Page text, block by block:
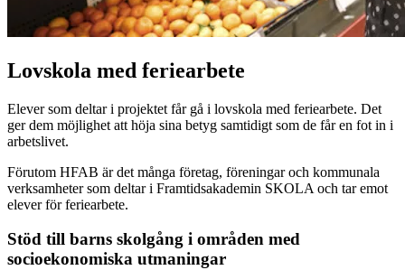
Lovskola med feriearbete
Elever som deltar i projektet får gå i lovskola med feriearbete. Det
ger dem möjlighet att höja sina betyg samtidigt som de får en fot in i
arbetslivet.
Förutom HFAB är det många företag, föreningar och kommunala
verksamheter som deltar i Framtidsakademin SKOLA och tar emot
elever för feriearbete.
Stöd till barns skolgång i områden med
socioekonomiska utmaningar